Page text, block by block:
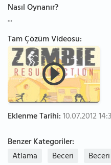
Nasıl Oynanır?
...
Tam Çözüm Videosu:
Eklenme Tarihi:10.07.2012
Benzer Kategoriler:
Atlama
Beceri